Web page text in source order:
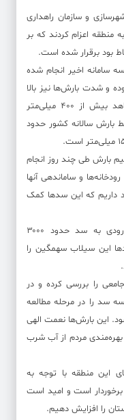
و سازمان راهداری
منطقه اعزام کردند که بر
بود برقرار شده است.
سامانه اخیر انجام شده
و شدت بارش‌ها نیز بالا
بوده است. در نقاطی در حدود ۲۰ روز شاهد بیش از ۴۰۰ میلی‌متر
بارش سالانه کشور حدود
بارش طی چند روز انجام
و ساماندهی آنها
داریم که این سدها کمک
وزیر نیرو یادآور شد: در مناطقی دبی ورودی به سد حدود ۳۰۰۰
این سیلاب سهمگین را
را بررسی کرده و در
سد را در مرحله مطالعه
این بارش‌ها نعمت الهی
بهره‌مندی مردم از آب شرب
این منطقه با توجه به
برخوردار است و امید است
را افزایش دهیم.